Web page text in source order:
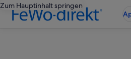
Zum Hauptinhalt springen